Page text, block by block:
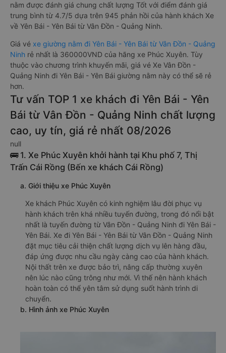
nằm được đánh giá chung chất lượng Tốt với điểm đánh giá
trung bình từ 4.7/5 dựa trên 945 phản hồi của hành khách Xe
về Yên Bái - Yên Bái từ Vân Đồn - Quảng Ninh.
Giá vé xe giường nằm đi Yên Bái - Yên Bái từ Vân Đồn - Quảng
Ninh rẻ nhất là 360000VND của hãng xe Phúc Xuyên. Tùy
thuộc vào chương trình khuyến mãi, giá vé Xe Vân Đồn -
Quảng Ninh đi Yên Bái - Yên Bái giường nằm này có thể sẽ rẻ
hơn.
Tư vấn TOP 1 xe khách đi Yên Bái - Yên
Bái từ Vân Đồn - Quảng Ninh chất lượng
cao, uy tín, giá rẻ nhất 08/2026
null
🚌 1. Xe Phúc Xuyên khởi hành tại Khu phố 7, Thị
Trấn Cái Rồng (Bến xe khách Cái Rồng)
a. Giới thiệu xe Phúc Xuyên
Xe khách Phúc Xuyên có kinh nghiệm lâu đời phục vụ
hành khách trên khá nhiều tuyến đường, trong đó nổi bật
nhất là tuyến đường từ Vân Đồn - Quảng Ninh đi Yên Bái -
Yên Bái. Xe đi Yên Bái - Yên Bái từ Vân Đồn - Quảng Ninh
đặt mục tiêu cải thiện chất lượng dịch vụ lên hàng đầu,
đáp ứng được nhu cầu ngày càng cao của hành khách.
Nội thất trên xe được bảo trì, nâng cấp thường xuyên
nên lúc nào cũng trông như mới. Vì thế nên hành khách
hoàn toàn có thể yên tâm sử dụng suốt hành trình di
chuyển.
b. Hình ảnh xe Phúc Xuyên